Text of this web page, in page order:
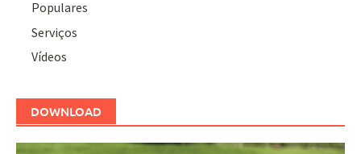
Populares
Serviços
Vídeos
DOWNLOAD